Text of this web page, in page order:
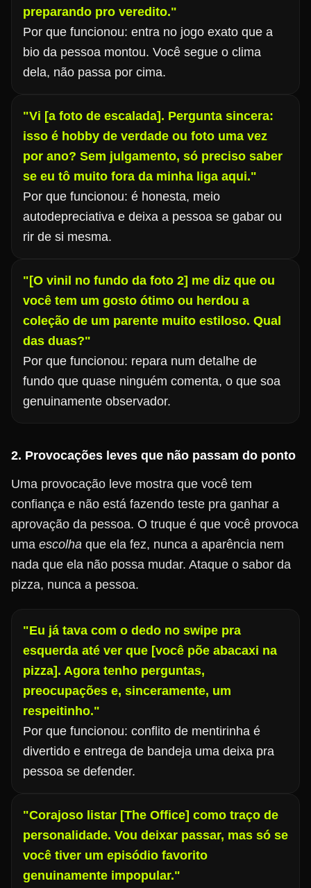
preparando pro veredito."
Por que funcionou: entra no jogo exato que a
bio da pessoa montou. Você segue o clima
dela, não passa por cima.
"Vi [a foto de escalada]. Pergunta sincera:
isso é hobby de verdade ou foto uma vez
por ano? Sem julgamento, só preciso saber
se eu tô muito fora da minha liga aqui."
Por que funcionou: é honesta, meio
autodepreciativa e deixa a pessoa se gabar ou
rir de si mesma.
"[O vinil no fundo da foto 2] me diz que ou
você tem um gosto ótimo ou herdou a
coleção de um parente muito estiloso. Qual
das duas?"
Por que funcionou: repara num detalhe de
fundo que quase ninguém comenta, o que soa
genuinamente observador.
2. Provocações leves que não passam do ponto
Uma provocação leve mostra que você tem
confiança e não está fazendo teste pra ganhar a
aprovação da pessoa. O truque é que você provoca
uma escolha que ela fez, nunca a aparência nem
nada que ela não possa mudar. Ataque o sabor da
pizza, nunca a pessoa.
"Eu já tava com o dedo no swipe pra
esquerda até ver que [você põe abacaxi na
pizza]. Agora tenho perguntas,
preocupações e, sinceramente, um
respeitinho."
Por que funcionou: conflito de mentirinha é
divertido e entrega de bandeja uma deixa pra
pessoa se defender.
"Corajoso listar [The Office] como traço de
personalidade. Vou deixar passar, mas só se
você tiver um episódio favorito
genuinamente impopular."